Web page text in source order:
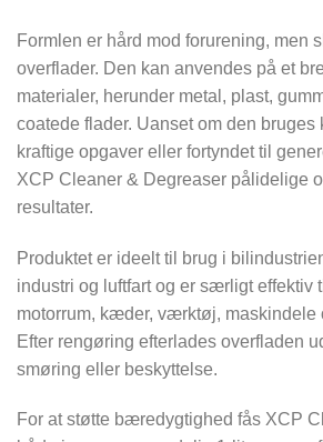
Formlen er hård mod forurening, men
overflader. Den kan anvendes på et
materialer, herunder metal, plast,
coatede flader. Uanset om den bruges
kraftige opgaver eller fortyndet til
XCP Cleaner & Degreaser pålidelige
resultater.
Produktet er ideelt til brug i
industri og luftfart og er særligt effektiv
motorrum, kæder, værktøj, maskindele
Efter rengøring efterlades overfladen
smøring eller beskyttelse.
For at støtte bæredygtighed fås XCP